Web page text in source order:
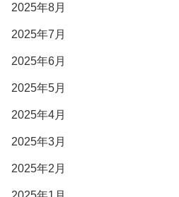
2025年8月
2025年7月
2025年6月
2025年5月
2025年4月
2025年3月
2025年2月